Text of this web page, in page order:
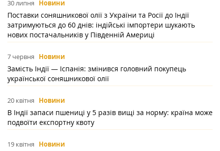
30 липня Новини
Поставки соняшникової олії з України та Росії до Індії
затримуються до 60 днів: індійські імпортери шукають
нових постачальників у Південній Америці
7 червня Новини
Замість Індії — Іспанія: змінився головний покупець
української соняшникової олії
20 квітня Новини
В Індії запаси пшениці у 5 разів вищі за норму: країна може
подвоїти експортну квоту
19 квітня Новини